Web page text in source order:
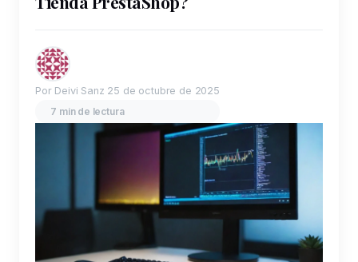
Por Deivi Sanz 25 de octubre de 2025
7 min de lectura